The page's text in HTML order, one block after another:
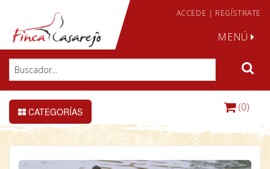
ACCEDE | REGÍSTRATE
MENÚ
CATEGORÍAS (0)